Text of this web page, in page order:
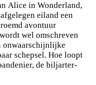
Alice in Wonderland,
eiland een
avontuur
wel omschreven
onwaarschijnlijke
schepsel. Hoe loopt
de biljarter-